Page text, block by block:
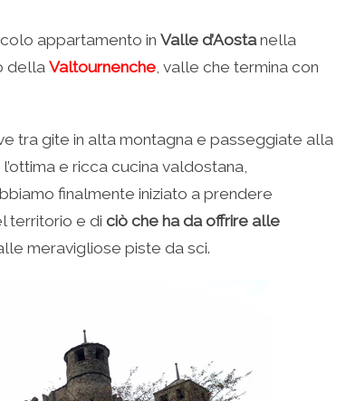
appartamento in Valle d’Aostanella
della Valtournenche , valle che termina con
tra gite in alta montagna e passeggiate alla
e ricca cucina valdostana,
finalmente iniziato a prendere
territorio e di ciò che ha da offrire alle
meravigliose piste da sci.